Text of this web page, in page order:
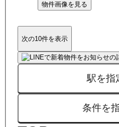
物件画像を見る
次の10件を表示
駅を指
条件を